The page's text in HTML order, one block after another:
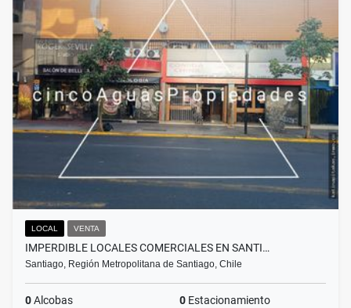
LOCAL VENTA
IMPERDIBLE LOCALES COMERCIALES EN SANTI…
Santiago, Región Metropolitana de Santiago, Chile
0Alcobas 0 Estacionamiento